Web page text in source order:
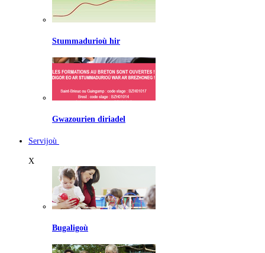
Stummadurioù hir
Gwazourien diriadel
Servijoù
X
Bugaligoù